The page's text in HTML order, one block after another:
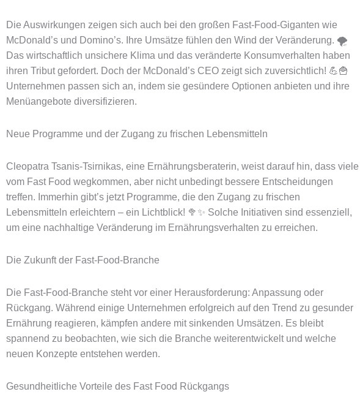
Die Auswirkungen zeigen sich auch bei den großen Fast-Food-Giganten wie
McDonald’s und Domino’s. Ihre Umsätze fühlen den Wind der Veränderung. 🌪️
Das wirtschaftlich unsichere Klima und das veränderte Konsumverhalten haben
ihren Tribut gefordert. Doch der McDonald’s CEO zeigt sich zuversichtlich! 💪🍟
Unternehmen passen sich an, indem sie gesündere Optionen anbieten und ihre
Menüangebote diversifizieren.
Neue Programme und der Zugang zu frischen Lebensmitteln
Cleopatra Tsanis-Tsirnikas, eine Ernährungsberaterin, weist darauf hin, dass viele
vom Fast Food wegkommen, aber nicht unbedingt bessere Entscheidungen
treffen. Immerhin gibt’s jetzt Programme, die den Zugang zu frischen
Lebensmitteln erleichtern – ein Lichtblick! 🥦✨ Solche Initiativen sind essenziell,
um eine nachhaltige Veränderung im Ernährungsverhalten zu erreichen.
Die Zukunft der Fast-Food-Branche
Die Fast-Food-Branche steht vor einer Herausforderung: Anpassung oder
Rückgang. Während einige Unternehmen erfolgreich auf den Trend zu gesunder
Ernährung reagieren, kämpfen andere mit sinkenden Umsätzen. Es bleibt
spannend zu beobachten, wie sich die Branche weiterentwickelt und welche
neuen Konzepte entstehen werden.
Gesundheitliche Vorteile des Fast Food Rückgangs